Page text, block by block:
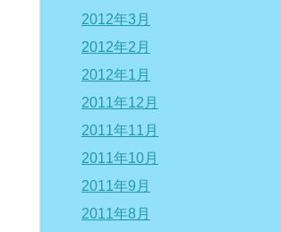
2012年3月
2012年2月
2012年1月
2011年12月
2011年11月
2011年10月
2011年9月
2011年8月